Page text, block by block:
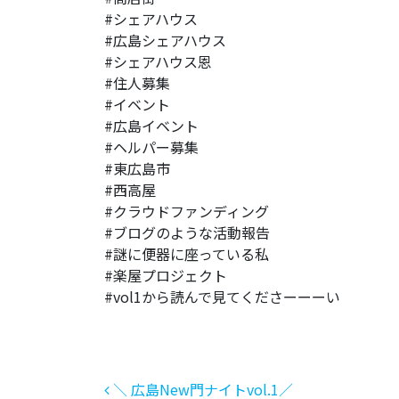
#シェアハウス
#広島シェアハウス
#シェアハウス恩
#住人募集
#イベント
#広島イベント
#ヘルパー募集
#東広島市
#西高屋
#クラウドファンディング
#ブログのような活動報告
#謎に便器に座っている私
#楽屋プロジェクト
#vol1から読んで見てくださーーーい
＼ 広島New門ナイトvol.1／